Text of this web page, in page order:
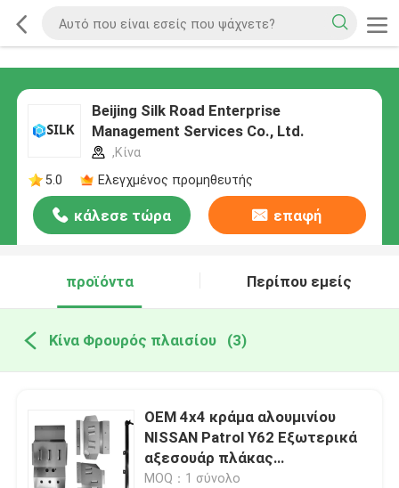
Beijing Silk Road Enterprise
Management Services Co., Ltd.
,Κίνα
5.0
Ελεγχμένος προμηθευτής
κάλεσε τώρα επαφή
προϊόντα Περίπου εμείς
Κίνα Φρουρός πλαισίου (3)
OEM 4x4 κράμα αλουμινίου
NISSAN Patrol Y62 Εξωτερικά
αξεσουάρ πλάκας
προστατευτικού πλαισίου
MOQ：1 σύνολο